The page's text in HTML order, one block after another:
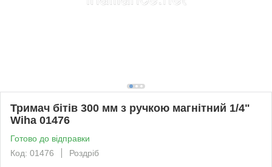
Тримач бітів 300 мм з ручкою магнітний 1/4"
Wiha 01476
Готово до відправки
Код: 01476
Роздріб